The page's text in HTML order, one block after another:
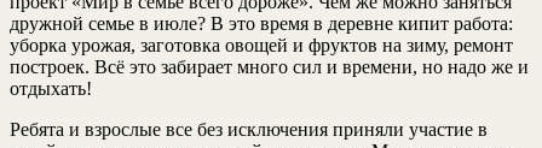
дружной семье в июле? В это время в деревне кипит работа:
уборка урожая, заготовка овощей и фруктов на зиму, ремонт
построек. Всё это забирает много сил и времени, но надо же и
отдыхать!
Ребята и взрослые все без исключения приняли участие в